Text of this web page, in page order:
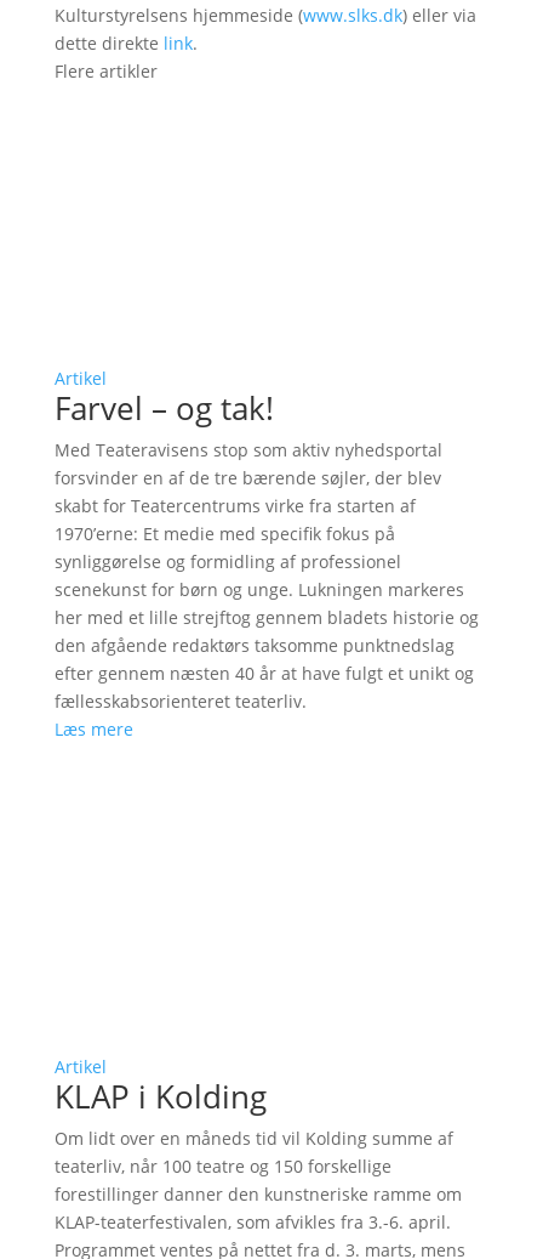
Kulturstyrelsens hjemmeside (www.slks.dk) eller via
dette direkte link.
Flere artikler
Artikel
Farvel – og tak!
Med Teateravisens stop som aktiv nyhedsportal
forsvinder en af de tre bærende søjler, der blev
skabt for Teatercentrums virke fra starten af
1970’erne: Et medie med specifik fokus på
synliggørelse og formidling af professionel
scenekunst for børn og unge. Lukningen markeres
her med et lille strejftog gennem bladets historie og
den afgående redaktørs taksomme punktnedslag
efter gennem næsten 40 år at have fulgt et unikt og
fællesskabsorienteret teaterliv.
Læs mere
Artikel
KLAP i Kolding
Om lidt over en måneds tid vil Kolding summe af
teaterliv, når 100 teatre og 150 forskellige
forestillinger danner den kunstneriske ramme om
KLAP-teaterfestivalen, som afvikles fra 3.-6. april.
Programmet ventes på nettet fra d. 3. marts, mens